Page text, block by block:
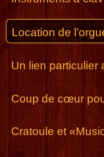
Location de
Un lien particulier
Coup de cœur
Cratoule et